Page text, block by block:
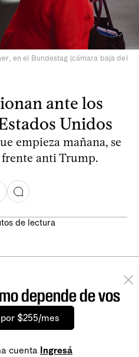
en el Bundestag (cámara baja del
ante los
Unidos
empieza mañana, se
anti Trump.
de lectura
depende de vos
$255/mes
cuenta Ingresá